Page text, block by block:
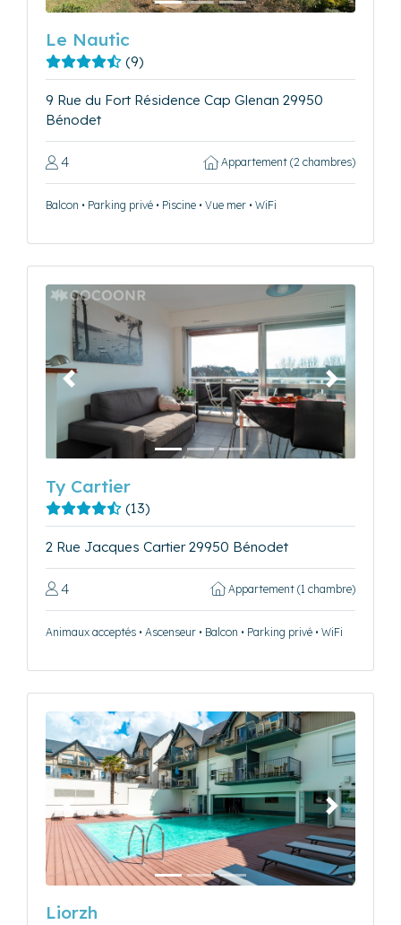
Le Nautic
(9)
9 Rue du Fort Résidence Cap Glenan 29950
Bénodet
4 Appartement (2 chambres)
Balcon • Parking privé • Piscine • Vue mer • WiFi
Précédent Suivant
Ty Cartier
(13)
2 Rue Jacques Cartier 29950 Bénodet
4 Appartement (1 chambre)
Animaux acceptés • Ascenseur • Balcon • Parking privé • WiFi
Précédent Suivant
Liorzh